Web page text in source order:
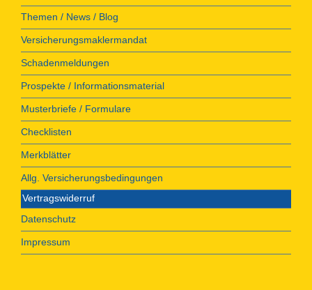
Themen / News / Blog
Versicherungsmaklermandat
Schadenmeldungen
Prospekte / Informationsmaterial
Musterbriefe / Formulare
Checklisten
Merkblätter
Allg. Versicherungsbedingungen
Vertragswiderruf
Datenschutz
Impressum